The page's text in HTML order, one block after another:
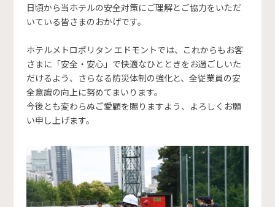
日頃から当ホテルの安全対策にご理解とご協力をいただ
いている皆さまのおかげです。
ホテルメトロポリタン エドモントでは、これからもお客
さまに「安全・安心」で快適なひとときをお過ごしいた
だけるよう、さらなる防災体制の強化と、全従業員の安
全意識の向上に努めてまいります。
今後とも変わらぬご愛顧を賜りますよう、よろしくお願
い申し上げます。